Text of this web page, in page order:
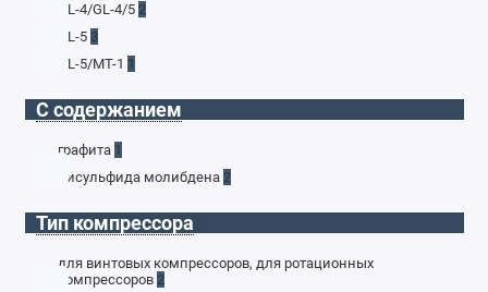
GL-4/GL-4/5 2
GL-5 3
GL-5/MT-1 1
С содержанием
графита 1
дисульфида молибдена 2
Тип компрессора
для винтовых компрессоров, для ротационных
компрессоров 2